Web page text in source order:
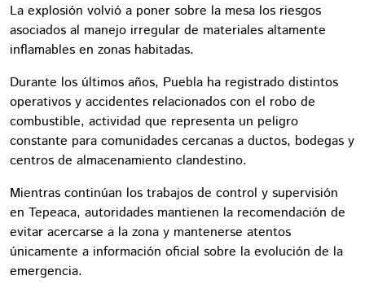
La explosión volvió a poner sobre la mesa los riesgos
asociados al manejo irregular de materiales altamente
inflamables en zonas habitadas.
Durante los últimos años, Puebla ha registrado distintos
operativos y accidentes relacionados con el robo de
combustible, actividad que representa un peligro
constante para comunidades cercanas a ductos, bodegas y
centros de almacenamiento clandestino.
Mientras continúan los trabajos de control y supervisión
en Tepeaca, autoridades mantienen la recomendación de
evitar acercarse a la zona y mantenerse atentos
únicamente a información oficial sobre la evolución de la
emergencia.